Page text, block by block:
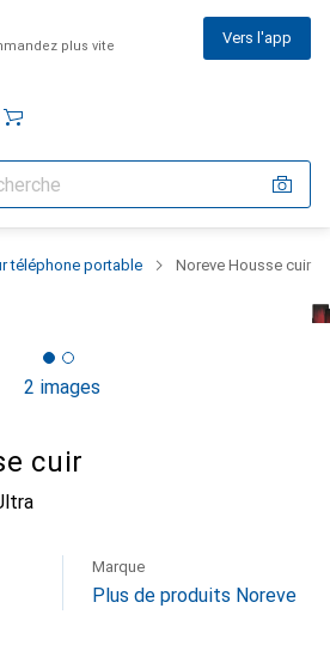
plus vite Vers l'app
téléphone portable Noreve Housse cuir
2 images
cuir
Marque
Plus de produits Noreve